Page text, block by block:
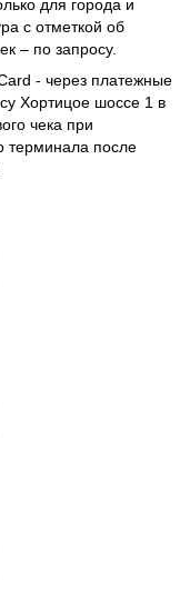
для города и
с отметкой об
– по запросу.
- через платежные
Хортицое шоссе 1 в
чека при
терминала после